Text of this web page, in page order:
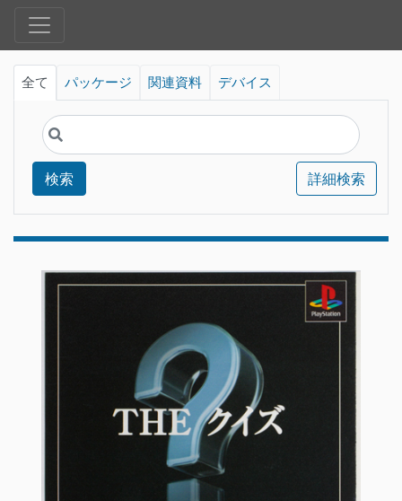
全て パッケージ 関連資料 デバイス
検索 詳細検索